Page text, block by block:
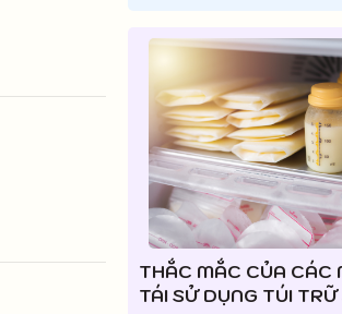
THẮC MẮC CỦA CÁC
TÁI SỬ DỤNG TÚI